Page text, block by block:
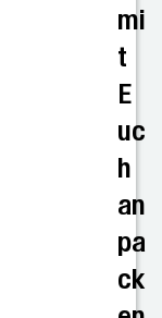
mi
t
E
uc
h
an
pa
ck